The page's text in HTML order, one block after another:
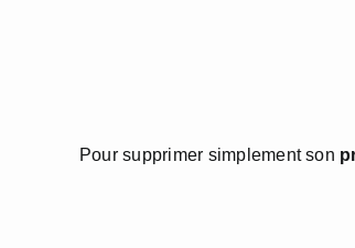
Pour supprimer simplement son